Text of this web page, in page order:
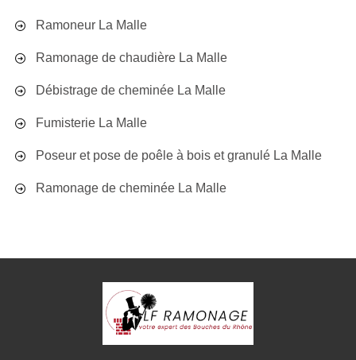
Ramoneur La Malle
Ramonage de chaudière La Malle
Débistrage de cheminée La Malle
Fumisterie La Malle
Poseur et pose de poêle à bois et granulé La Malle
Ramonage de cheminée La Malle